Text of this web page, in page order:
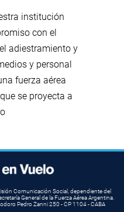
institución
con el
adiestramiento y
y personal
fuerza aérea
se proyecta a
Comunicación Social, dependiente del
General de la Fuerza Aérea Argentina.
Pedro Zanni 250 - CP 1104 - CABA